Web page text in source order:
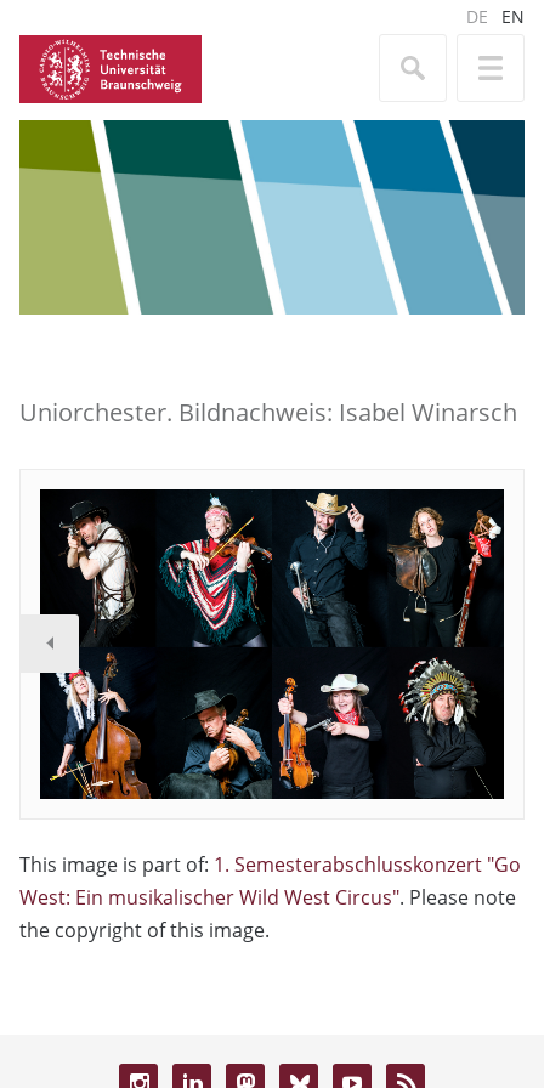
DE EN
Uniorchester. Bildnachweis: Isabel Winarsch
This image is part of: 1. Semesterabschlusskonzert "Go
West: Ein musikalischer Wild West Circus". Please note
the copyright of this image.